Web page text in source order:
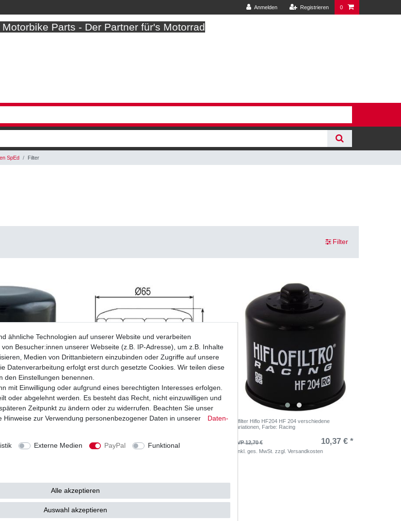
Anmelden Registrieren 0
Parts - Der Partner für's Motorrad
SpEd Filter
Filter
verschiedene
8,21 € *
Ölfilter Hiflo HF204 HF 204 verschiedene
UVP 16,21 € 13,23 € *
Ölfilter Hiflo HF204 HF 204 verschiedene
Variationen , Farbe: Racing
UVP 12,70 € 10,37 € *
inkl. ges. MwSt. zzgl.Versandkosten
ähnliche Technologien auf unserer Website und verarbeiten
Besucher:innen unserer Webseite (z.B. IP-Adresse), um z.B. Inhalte
Medien von Drittanbietern einzubinden oder Zugriffe auf unsere
Datenverarbeitung erfolgt erst durch gesetzte Cookies. Wir teilen diese
den Einstellungen benennen.
mit Einwilligung oder aufgrund eines berechtigten Interesses erfolgen.
oder abgelehnt werden. Es besteht das Recht, nicht einzuwilligen und
Zeitpunkt zu ändern oder zu widerrufen. Beachten Sie unser
Hinweise zur Verwendung personenbezogener Daten in unserer
Daten­
Externe Medien PayPal
Funktional
Alle akzeptieren
Auswahl akzeptieren